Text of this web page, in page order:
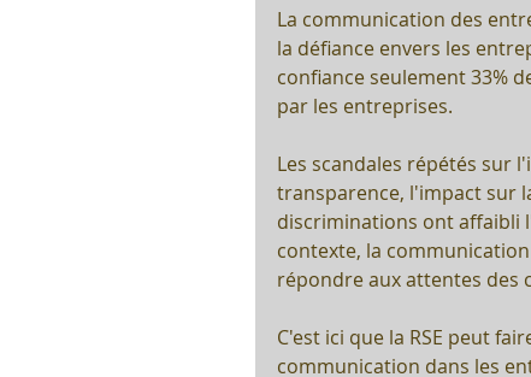
La communication des
la défiance envers les
confiance seulement 33%
par les entreprises.
Les scandales répétés sur
transparence, l'impact sur
discriminations ont affaibli
contexte, la
répondre aux attentes des
C'est ici que la RSE peut
communication dans les